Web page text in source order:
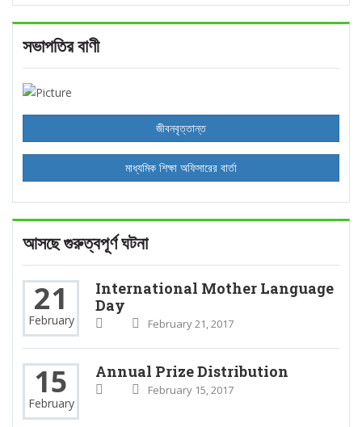
সভাপতির বাণী
জীবনবৃত্তান্ত
মাধ্যমিক শিক্ষা অফিসারের বার্তা
আসছে গুরুত্বপূর্ণ ঘটনা
21
February
International Mother Language
Day
February 21, 2017
15
February
Annual Prize Distribution
February 15, 2017